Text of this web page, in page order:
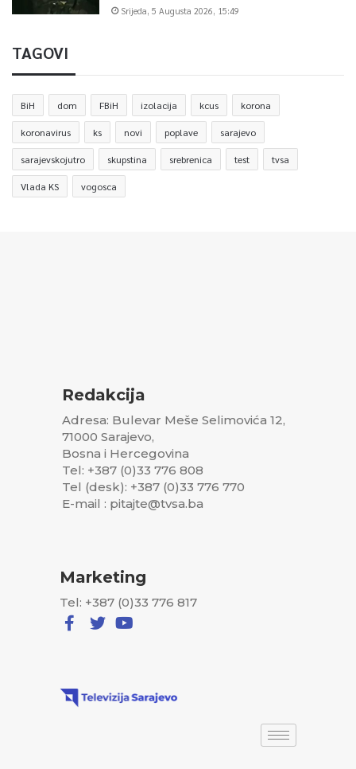
Srijeda, 5 Augusta 2026, 15:49
TAGOVI
BiH dom FBiH izolacija kcus korona
koronavirus ks novi poplave sarajevo
sarajevskojutro skupstina srebrenica test tvsa
Vlada KS vogosca
Redakcija
Adresa: Bulevar Meše Selimovića 12,
71000 Sarajevo,
Bosna i Hercegovina
Tel: +387 (0)33 776 808
Tel (desk): +387 (0)33 776 770
E-mail : pitajte@tvsa.ba
Marketing
Tel: +387 (0)33 776 817